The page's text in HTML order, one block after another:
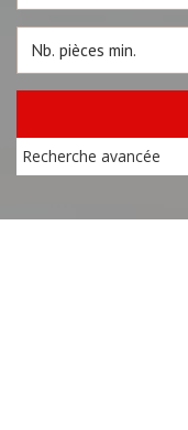
Recherche avancée